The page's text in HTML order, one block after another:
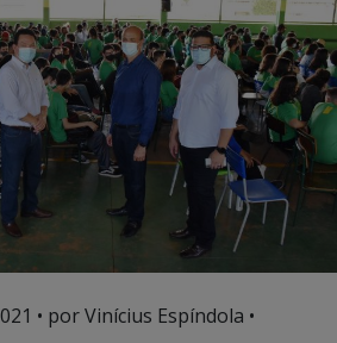
• por Vinícius Espíndola •